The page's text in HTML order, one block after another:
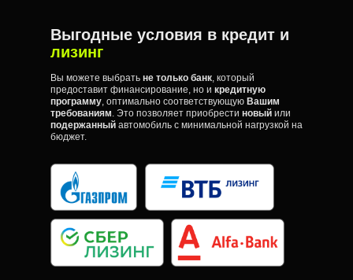
Выгодные условия в кредит и
лизинг
Вы можете выбрать не только банк, который
предоставит финансирование, но и кредитную
программу, оптимально соответствующую Вашим
требованиям. Это позволяет приобрести новый или
подержанный автомобиль с минимальной нагрузкой на
бюджет.